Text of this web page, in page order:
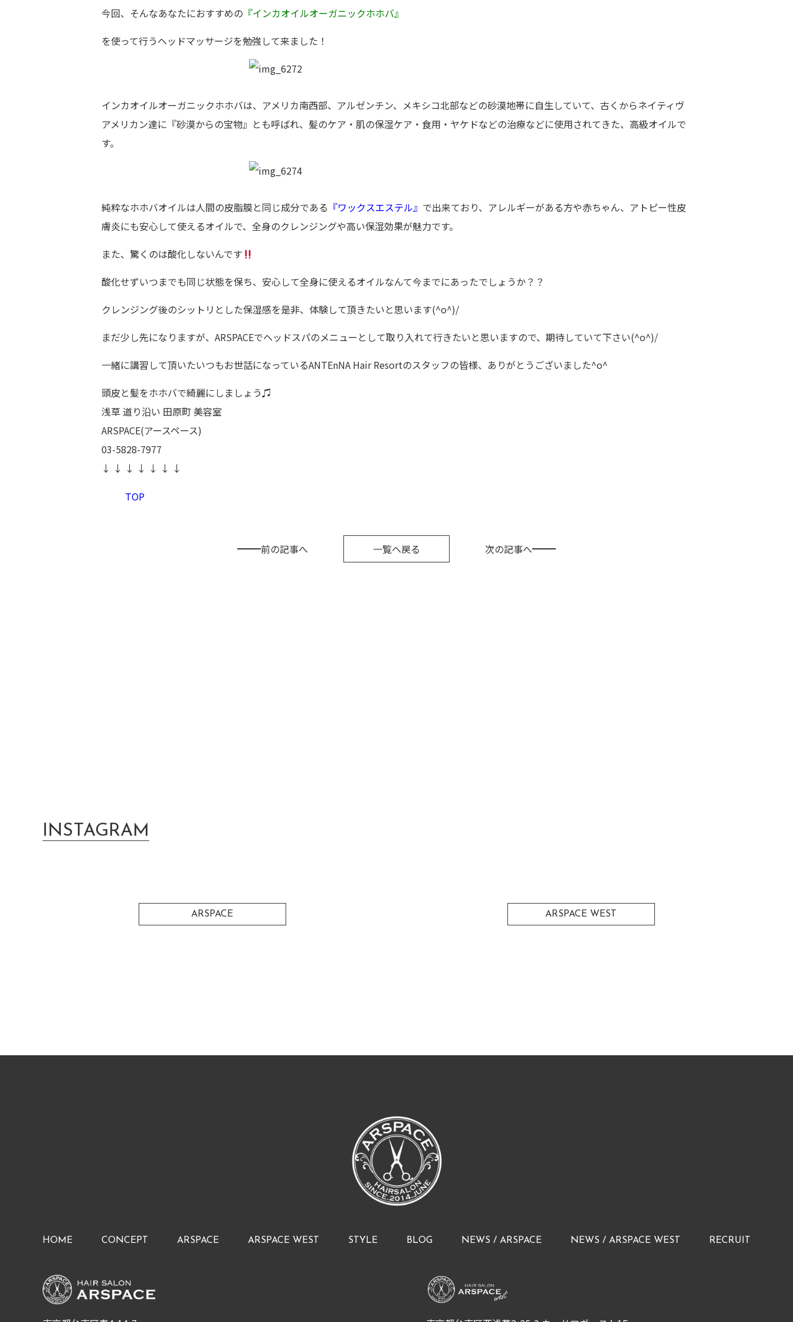
今回、そんなあなたにおすすめの 『インカオイルオーガニックホホバ』
を使って行うヘッドマッサージを勉強して来ました！
インカオイルオーガニックホホバは、アメリカ南西部、アルゼンチン、メキシコ北部などの砂漠地帯に自生していて、古くからネイティヴ
アメリカン達に『砂漠からの宝物』とも呼ばれ、髪のケア・肌の保湿ケア・食用・ヤケドなどの治療などに使用されてきた、高級オイルで
す。
純粋なホホバオイルは人間の皮脂膜と同じ成分である 『ワックスエステル』 で出来ており、アレルギーがある方や赤ちゃん、アトピー性皮
膚炎にも安心して使えるオイルで、全身のクレンジングや高い保湿効果が魅力です。
また、驚くのは酸化しないんです
酸化せずいつまでも同じ状態を保ち、安心して全身に使えるオイルなんて今までにあったでしょうか？？
クレンジング後のシットリとした保湿感を是非、体験して頂きたいと思います(^o^)/
まだ少し先になりますが、ARSPACEでヘッドスパのメニューとして取り入れて行きたいと思いますので、期待していて下さい(^o^)/
一緒に講習して頂いたいつもお世話になっているANTEnNA Hair Resortのスタッフの皆様、ありがとうございました^o^
頭皮と髪をホホバで綺麗にしましょう♫
浅草 道り沿い 田原町 美容室
ARSPACE(アースペース)
03-5828-7977
↓ ↓ ↓ ↓ ↓ ↓ ↓
TOP
前の記事へ 一覧へ戻る 次の記事へ
INSTAGRAM
ARSPACE ARSPACE WEST
HOME CONCEPT ARSPACE ARSPACE WEST STYLE BLOG NEWS / ARSPACE NEWS / ARSPACE WEST RECRUIT